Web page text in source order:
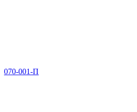
070-001-П